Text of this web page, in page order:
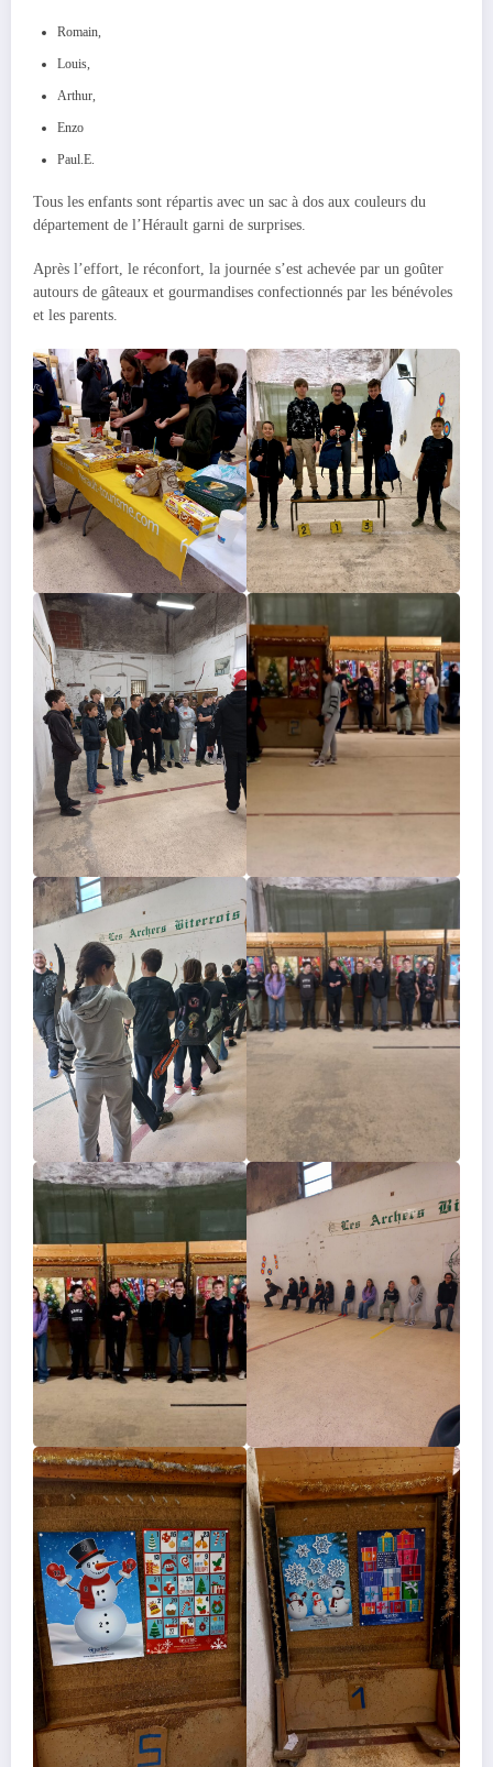
Romain,
Louis,
Arthur,
Enzo
Paul.E.
Tous les enfants sont répartis avec un sac à dos aux couleurs du
département de l’Hérault garni de surprises.
Après l’effort, le réconfort, la journée s’est achevée par un goûter
autours de gâteaux et gourmandises confectionnés par les bénévoles
et les parents.